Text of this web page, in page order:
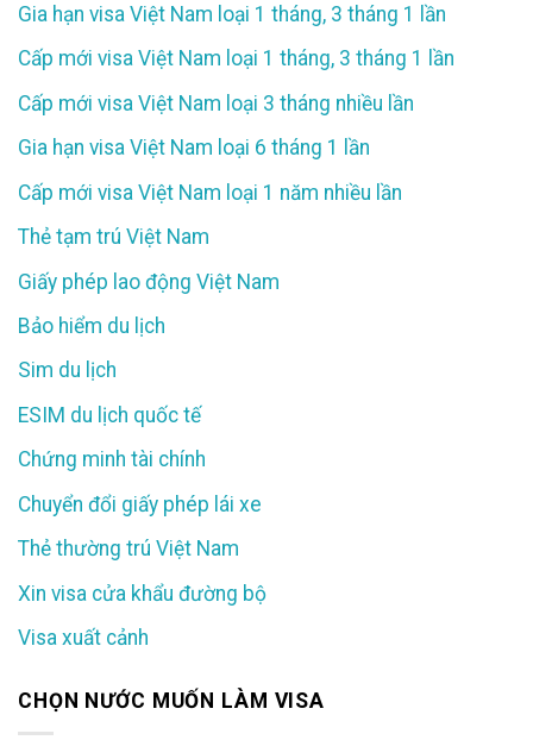
Gia hạn visa Việt Nam loại 1 tháng, 3 tháng 1 lần
Cấp mới visa Việt Nam loại 1 tháng, 3 tháng 1 lần
Cấp mới visa Việt Nam loại 3 tháng nhiều lần
Gia hạn visa Việt Nam loại 6 tháng 1 lần
Cấp mới visa Việt Nam loại 1 năm nhiều lần
Thẻ tạm trú Việt Nam
Giấy phép lao động Việt Nam
Bảo hiểm du lịch
Sim du lịch
ESIM du lịch quốc tế
Chứng minh tài chính
Chuyển đổi giấy phép lái xe
Thẻ thường trú Việt Nam
Xin visa cửa khẩu đường bộ
Visa xuất cảnh
CHỌN NƯỚC MUỐN LÀM VISA